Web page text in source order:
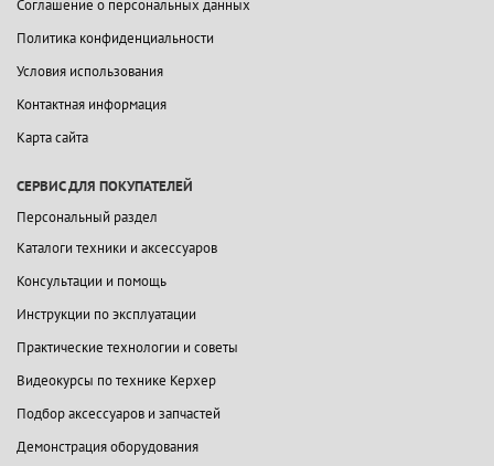
Соглашение о персональных данных
Политика конфиденциальности
Условия использования
Контактная информация
Карта сайта
СЕРВИС ДЛЯ ПОКУПАТЕЛЕЙ
Персональный раздел
Каталоги техники и аксессуаров
Консультации и помощь
Инструкции по эксплуатации
Практические технологии и советы
Видеокурсы по технике Керхер
Подбор аксессуаров и запчастей
Демонстрация оборудования